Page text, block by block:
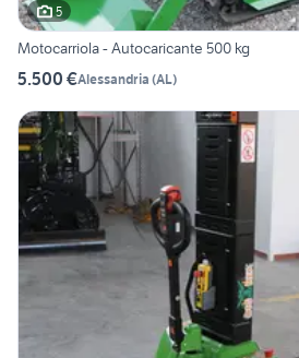
5
Motocarriola - Autocaricante 500 kg
5.500 €Alessandria (AL)